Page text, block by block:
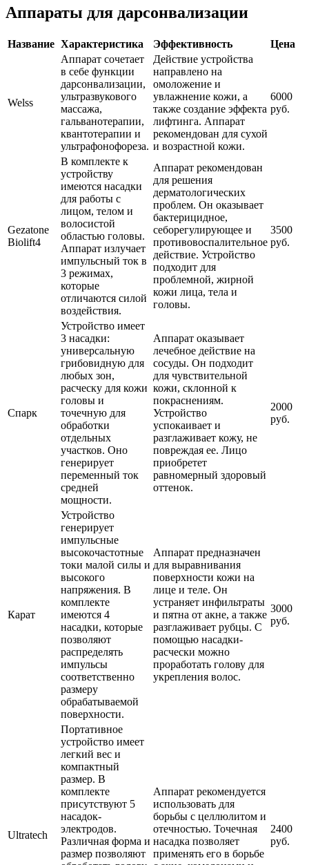
Аппараты для дарсонвализации
Название Характеристика Эффективность Цена
Welss
Аппарат сочетает
в себе функции
дарсонвализации,
ультразвукового
массажа,
гальванотерапии,
квантотерапии и
ультрафонофореза.
Действие устройства
направлено на
омоложение и
увлажнение кожи, а
также создание эффекта
лифтинга. Аппарат
рекомендован для сухой
и возрастной кожи.
6000
руб.
Gezatone
Biolift4
В комплекте к
устройству
имеются насадки
для работы с
лицом, телом и
волосистой
областью головы.
Аппарат излучает
импульсный ток в
3 режимах,
которые
отличаются силой
воздействия.
Аппарат рекомендован
для решения
дерматологических
проблем. Он оказывает
бактерицидное,
себорегулирующее и
противовоспалительное
действие. Устройство
подходит для
проблемной, жирной
кожи лица, тела и
головы.
3500
руб.
Спарк
Устройство имеет
3 насадки:
универсальную
грибовидную для
любых зон,
расческу для кожи
головы и
точечную для
обработки
отдельных
участков. Оно
генерирует
переменный ток
средней
мощности.
Аппарат оказывает
лечебное действие на
сосуды. Он подходит
для чувствительной
кожи, склонной к
покраснениям.
Устройство
успокаивает и
разглаживает кожу, не
повреждая ее. Лицо
приобретет
равномерный здоровый
оттенок.
2000
руб.
Карат
Устройство
генерирует
импульсные
высокочастотные
токи малой силы и
высокого
напряжения. В
комплекте
имеются 4
насадки, которые
позволяют
распределять
импульсы
соответственно
размеру
обрабатываемой
поверхности.
Аппарат предназначен
для выравнивания
поверхности кожи на
лице и теле. Он
устраняет инфильтраты
и пятна от акне, а также
разглаживает рубцы. С
помощью насадки-
расчески можно
проработать голову для
укрепления волос.
3000
руб.
Ultratech
Портативное
устройство имеет
легкий вес и
компактный
размер. В
комплекте
присутствуют 5
насадок-
электродов.
Различная форма и
размер позволяют
Аппарат рекомендуется
использовать для
борьбы с целлюлитом и
отечностью. Точечная
насадка позволяет
применять его в борьбе
2400
руб.